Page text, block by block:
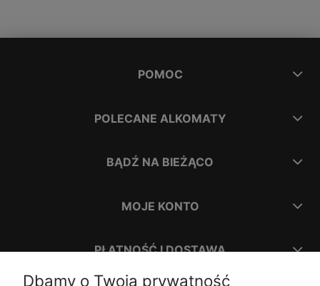
POMOC
POLECANE ALKOMATY
BĄDŹ NA BIEŻĄCO
MOJE KONTO
PŁATNOŚĆ I DOSTAWA
Dbamy o Twoją prywatność